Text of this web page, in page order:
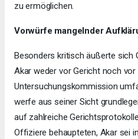
zu ermöglichen.
Vorwürfe mangelnder
Besonders kritisch äußerte sich
Akar weder vor Gericht noch
Untersuchungskommission
werfe aus seiner Sicht
auf zahlreiche
Offiziere behaupteten, Akar sei